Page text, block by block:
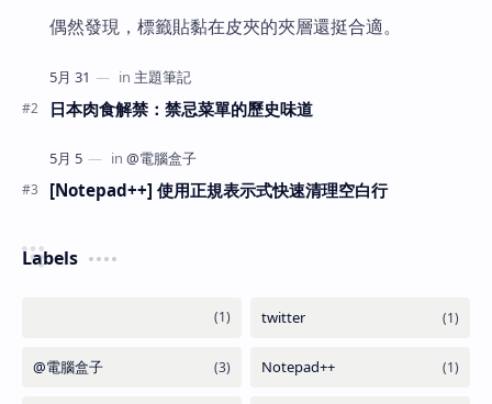
偶然發現，標籤貼黏在皮夾的夾層還挺合適。
日本肉食解禁：禁忌菜單的歷史味道
[Notepad++] 使用正規表示式快速清理空白行
Labels